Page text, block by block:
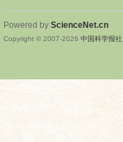
Powered by ScienceNet.cn
Copyright © 2007-2026 中国科学报社